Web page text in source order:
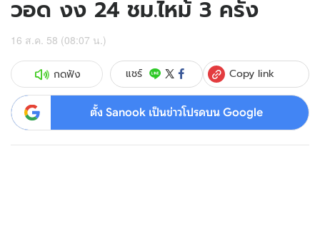
วอด งง 24 ชม.ไหม้ 3 ครั้ง
16 ส.ค. 58 (08:07 น.)
กดฟัง แชร์ Copy link
ตั้ง Sanook เป็นข่าวโปรดบน Google